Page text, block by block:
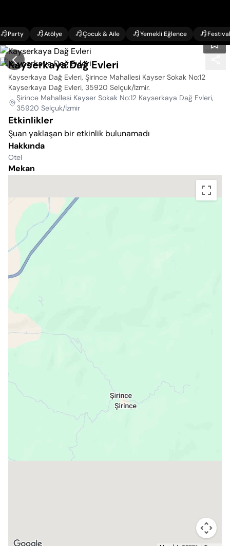
Party Atölye Çocuk & Aile Yemekli Eğlence Festival
Kayserkaya Dağ Evleri
Kayserkaya Dağ Evleri, Şirince Mahallesi Kayser Sokak No:12
Kayserkaya Dağ Evleri, 35920 Selçuk/İzmir.
Şirince Mahallesi Kayser Sokak No:12 Kayserkaya Dağ Evleri,
35920 Selçuk/İzmir
Etkinlikler
Şuan yaklaşan bir etkinlik bulunamadı
Hakkında
Otel
Mekan